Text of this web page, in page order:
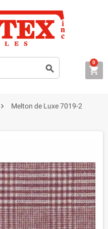
 
0
 Melton de Luxe 7019-2